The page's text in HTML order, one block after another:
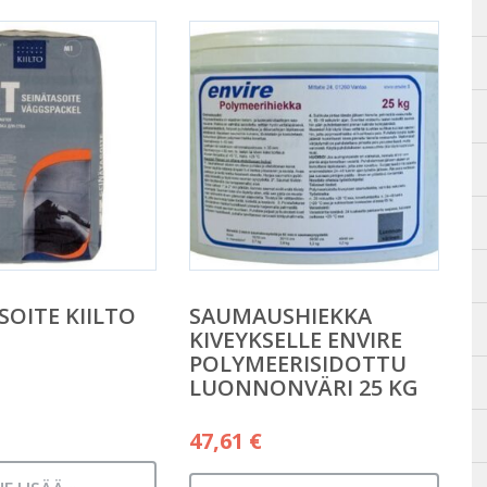
KIILTO
SAUMAUSHIEKKA
KIVEYKSELLE ENVIRE
POLYMEERISIDOTTU
LUONNONVÄRI 25 KG
47,61 €